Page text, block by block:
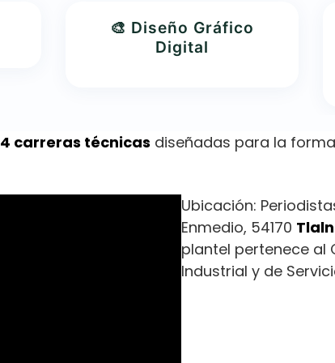
🎨 Diseño Gráfico
Digital
4 carreras técnicas diseñadas para la
Ubicación:
Enmedio, 54170
plantel pertenece al
Industrial y de